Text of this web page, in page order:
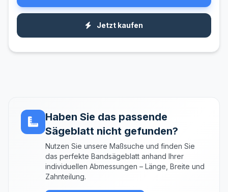
Jetzt kaufen
Haben Sie das passende
Sägeblatt nicht gefunden?
Nutzen Sie unsere Maßsuche und finden Sie
das perfekte Bandsägeblatt anhand Ihrer
individuellen Abmessungen – Länge, Breite und
Zahnteilung.